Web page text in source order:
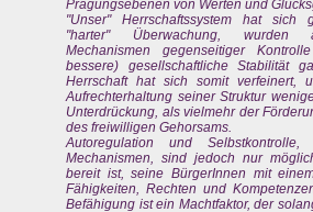
Prägungsebenen von Werten und
"Unser" Herrschaftssystem hat sich
"harter" Überwachung, wurden
Mechanismen gegenseitiger
bessere) gesellschaftliche Stabilität
Herrschaft hat sich somit verfeinert,
Aufrechterhaltung seiner Struktur
Unterdrückung, als vielmehr der
des freiwilligen Gehorsams.
Autoregulation und Selbstkontrolle,
Mechanismen, sind jedoch nur
bereit ist, seine BürgerInnen mit
Fähigkeiten, Rechten und
Befähigung ist ein Machtfaktor, der